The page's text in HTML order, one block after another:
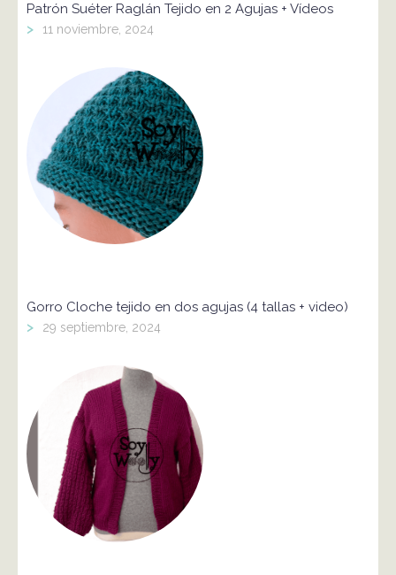
Patrón Suéter Raglán Tejido en 2 Agujas + Vídeos
> 11 noviembre, 2024
Gorro Cloche tejido en dos agujas (4 tallas + video)
> 29 septiembre, 2024